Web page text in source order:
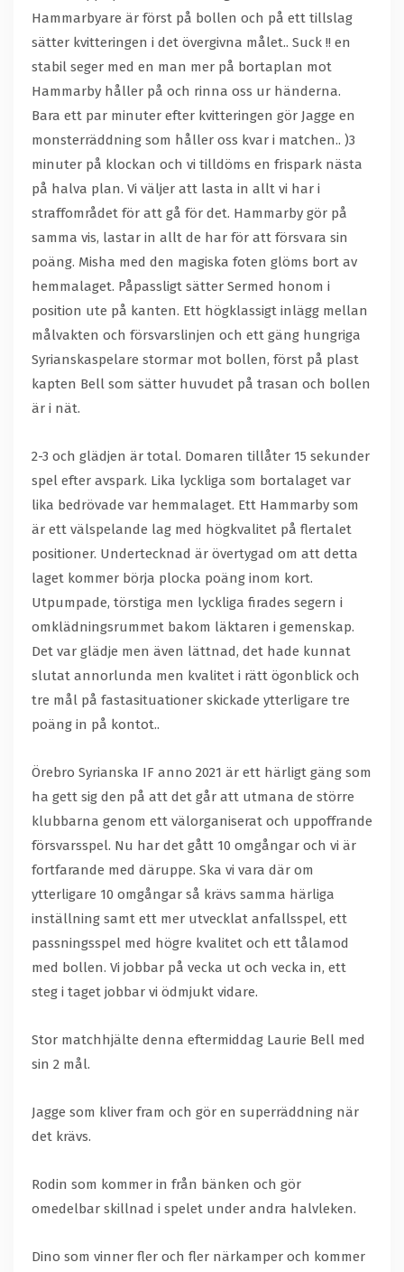
Hammarbyare är först på bollen och på ett tillslag
sätter kvitteringen i det övergivna målet.. Suck !! en
stabil seger med en man mer på bortaplan mot
Hammarby håller på och rinna oss ur händerna.
Bara ett par minuter efter kvitteringen gör Jagge en
monsterräddning som håller oss kvar i matchen.. )3
minuter på klockan och vi tilldöms en frispark nästa
på halva plan. Vi väljer att lasta in allt vi har i
straffområdet för att gå för det. Hammarby gör på
samma vis, lastar in allt de har för att försvara sin
poäng. Misha med den magiska foten glöms bort av
hemmalaget. Påpassligt sätter Sermed honom i
position ute på kanten. Ett högklassigt inlägg mellan
målvakten och försvarslinjen och ett gäng hungriga
Syrianskaspelare stormar mot bollen, först på plast
kapten Bell som sätter huvudet på trasan och bollen
är i nät.
2-3 och glädjen är total. Domaren tillåter 15 sekunder
spel efter avspark. Lika lyckliga som bortalaget var
lika bedrövade var hemmalaget. Ett Hammarby som
är ett välspelande lag med högkvalitet på flertalet
positioner. Undertecknad är övertygad om att detta
laget kommer börja plocka poäng inom kort.
Utpumpade, törstiga men lyckliga firades segern i
omklädningsrummet bakom läktaren i gemenskap.
Det var glädje men även lättnad, det hade kunnat
slutat annorlunda men kvalitet i rätt ögonblick och
tre mål på fastasituationer skickade ytterligare tre
poäng in på kontot..
Örebro Syrianska IF anno 2021 är ett härligt gäng som
ha gett sig den på att det går att utmana de större
klubbarna genom ett välorganiserat och uppoffrande
försvarsspel. Nu har det gått 10 omgångar och vi är
fortfarande med däruppe. Ska vi vara där om
ytterligare 10 omgångar så krävs samma härliga
inställning samt ett mer utvecklat anfallsspel, ett
passningsspel med högre kvalitet och ett tålamod
med bollen. Vi jobbar på vecka ut och vecka in, ett
steg i taget jobbar vi ödmjukt vidare.
Stor matchhjälte denna eftermiddag Laurie Bell med
sin 2 mål.
Jagge som kliver fram och gör en superräddning när
det krävs.
Rodin som kommer in från bänken och gör
omedelbar skillnad i spelet under andra halvleken.
Dino som vinner fler och fler närkamper och kommer